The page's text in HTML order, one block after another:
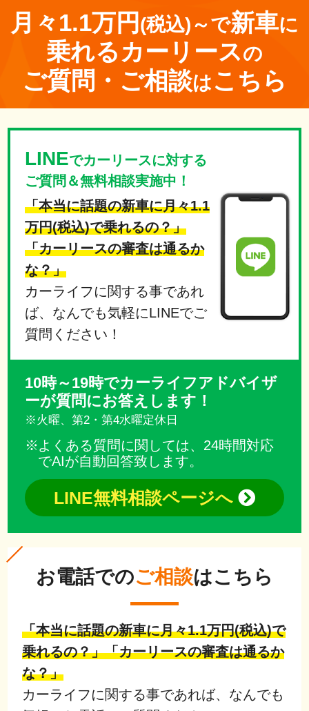
月々1.1万円 (税込)～で新車に
乗れる カーリースの
ご質問・ご相談はこちら
LINEでカーリースに対する
ご質問＆無料相談実施中！
「本当に話題の新車に月々1.1
万円(税込)で乗れるの？」
「カーリースの審査は通るか
な？」
カーライフに関する事であれ
ば、なんでも気軽にLINEでご
質問ください！
10時～19時でカーライフアドバイザ
ーが質問にお答えします！
※火曜、第2・第4水曜定休日
よくある質問に関しては、24時間対応
でAIが自動回答致します。
LINE無料相談ページへ
お電話でのご相談はこちら
「本当に話題の新車に月々1.1万円(税込)で
乗れるの？」「カーリースの審査は通るか
な？」
カーライフに関する事であれば、なんでも